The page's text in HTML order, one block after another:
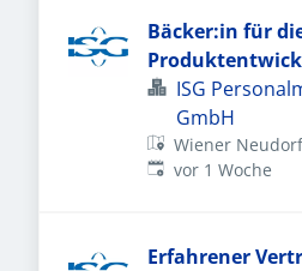
Bäcker:in für
ISG
GmbH
Wiener
Veröffentlicht:
vor 1 Woche
Erfahrener